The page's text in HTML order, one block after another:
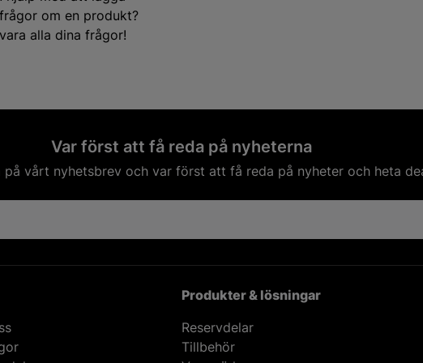
om en produkt?
alla dina frågor!
Var först att få reda på nyheterna
på vårt nyhetsbrev och var först att få reda på nyheter och heta
Produkter & lösningar
Reservdelar
Tillbehör